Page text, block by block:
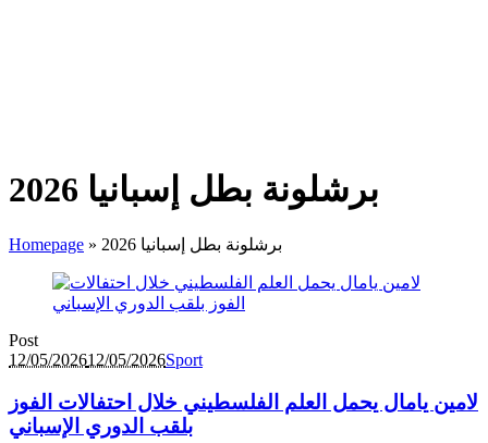
برشلونة بطل إسبانيا 2026
Homepage » برشلونة بطل إسبانيا 2026
Post
12/05/202612/05/2026Sport
لامين يامال يحمل العلم الفلسطيني خلال احتفالات الفوز
بلقب الدوري الإسباني